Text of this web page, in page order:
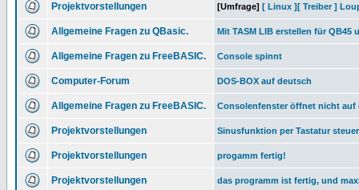
Projektvorstellungen [Umfrage] [ Linux ][ Treiber ]
Allgemeine Fragen zu QBasic. Mit TASM LIB erstellen für QB45
Allgemeine Fragen zu FreeBASIC. Console spinnt
Computer-Forum DOS-BOX auf deutsch
Allgemeine Fragen zu FreeBASIC. Consolenfenster öffnet nicht auf
Projektvorstellungen Sinusfunktion per Tastatur
Projektvorstellungen progamm fertig!
Projektvorstellungen das programm ist fertig, und